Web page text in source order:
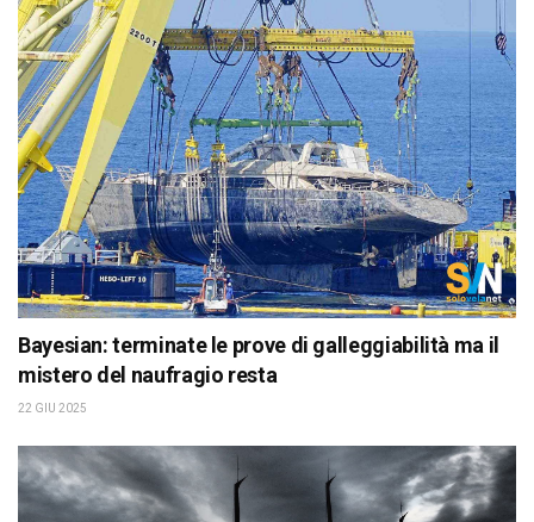
Bayesian: terminate le prove di galleggiabilità ma il
mistero del naufragio resta
22 GIU 2025